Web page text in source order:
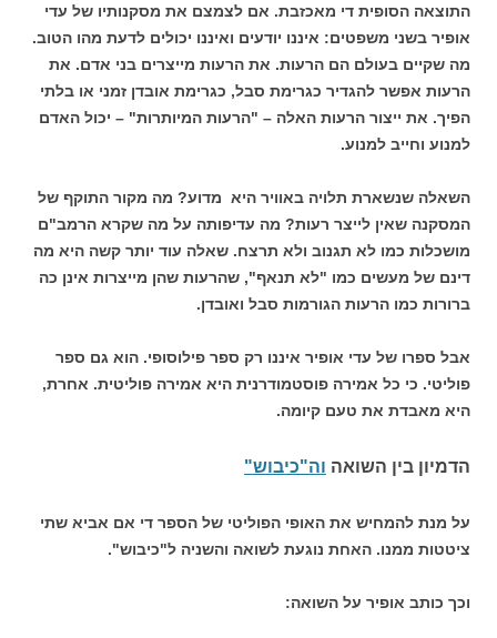
התוצאה הסופית די מאכזבת. אם לצמצם את מסקנותיו של עדי
אופיר בשני משפטים: איננו יודעים ואיננו יכולים לדעת מהו הטוב.
מה שקיים בעולם הם הרעות. את הרעות מייצרים בני אדם. את
הרעות אפשר להגדיר כגרימת סבל, כגרימת אובדן זמני או בלתי
הפיך. את ייצור הרעות האלה – "הרעות המיותרות" – יכול האדם
למנוע וחייב למנוע.
השאלה שנשארת תלויה באוויר היא מדוע? מה מקור התוקף של
המסקנה שאין לייצר רעות? מה עדיפותה על מה שקרא הרמב"ם
מושכלות כמו לא תגנוב ולא תרצח. שאלה עוד יותר קשה היא מה
דינם של מעשים כמו "לא תנאף", שהרעות שהן מייצרות אינן כה
ברורות כמו הרעות הגורמות סבל ואובדן.
אבל ספרו של עדי אופיר איננו רק ספר פילוסופי. הוא גם ספר
פוליטי. כי כל אמירה פוסטמודרנית היא אמירה פוליטית. אחרת,
היא מאבדת את טעם קיומה.
הדמיון בין השואה וה"כיבוש"
על מנת להמחיש את האופי הפוליטי של הספר די אם אביא שתי
ציטטות ממנו. האחת נוגעת לשואה והשניה ל"כיבוש".
וכך כותב אופיר על השואה: